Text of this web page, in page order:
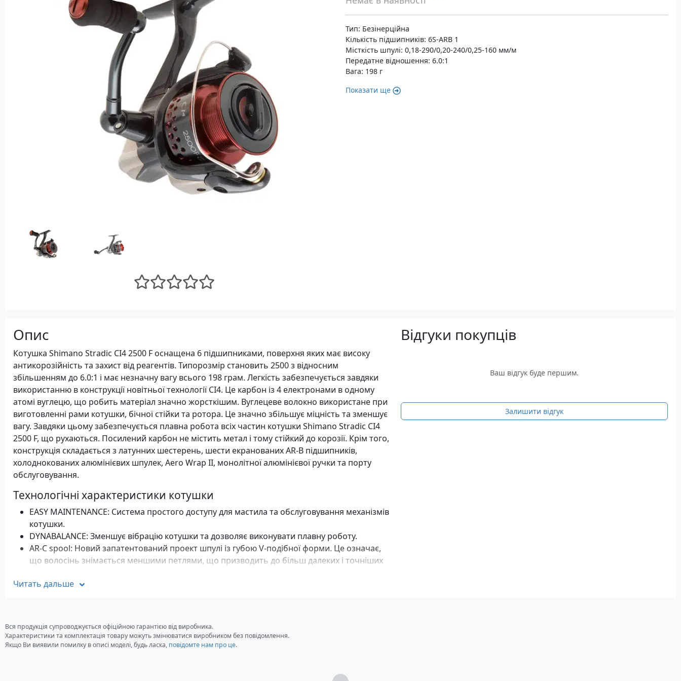
Тип: Безінерційна
Кількість підшипників: 6S-ARB 1
Місткість шпулі: 0,18-290/0,20-240/0,25-160 мм/м
Передатне відношення: 6.0:1
Вага: 198 г
Показати ще
Опис
Котушка Shimano Stradic CI4 2500 F оснащена 6 підшипниками, поверхня яких має високу
антикорозійність та захист від реагентів. Типорозмір становить 2500 з відносним
збільшенням до 6.0:1 і має незначну вагу всього 198 грам. Легкість забезпечується завдяки
використанню в конструкції новітньої технології CI4. Це карбон із 4 електронами в одному
атомі вуглецю, що робить матеріал значно жорсткішим. Вуглецеве волокно використане при
виготовленні рами котушки, бічної стійки та ротора. Це значно збільшує міцність та зменшує
вагу. Завдяки цьому забезпечується плавна робота всіх частин котушки Shimano Stradic CI4
2500 F, що рухаються. Посилений карбон не містить метал і тому стійкий до корозії. Крім того,
конструкція складається з латунних шестерень, шести екранованих AR-B підшипників,
холоднокованих алюмінієвих шпулек, Aero Wrap II, монолітної алюмінієвої ручки та порту
обслуговування.
Технологічні характеристики котушки
EASY MAINTENANCE: Система простого доступу для мастила та обслуговування механізмів
котушки.
DYNABALANCE: Зменшує вібрацію котушки та дозволяє виконувати плавну роботу.
AR-C spool: Новий запатентований проект шпулі із губою V-подібної форми. Це означає,
що волосінь знімається меншими петлями, що призводить до більш далеких і точніших
мінімізує ризик утворення дефектів шнура або волосіні.
закручування волосіні під час витягування і є великою перевагою при використанні
мононитки та плетеної волосіні.
SUPER STOPPER II: Завдяки системі Super Stopper II – при встановленому режимі
Читать дальше
Відгуки покупців
Ваш відгук буде першим.
Залишити відгук
Вся продукція супроводжується офіційною гарантією від виробника.
Характеристики та комплектація товару можуть змінюватися виробником без повідомлення.
Якщо Ви виявили помилку в описі моделі, будь ласка, повідомте нам про це.
Загрузка...